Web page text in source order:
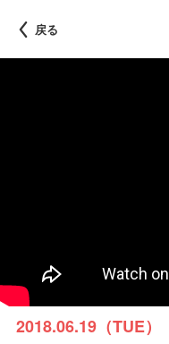
戻る
2018.06.19（TUE）